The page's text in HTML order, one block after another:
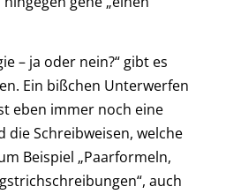
– ja oder nein?“ gibt es
Ein bißchen Unterwerfen
eben immer noch eine
die Schreibweisen, welche
Beispiel „Paarformeln,
auch